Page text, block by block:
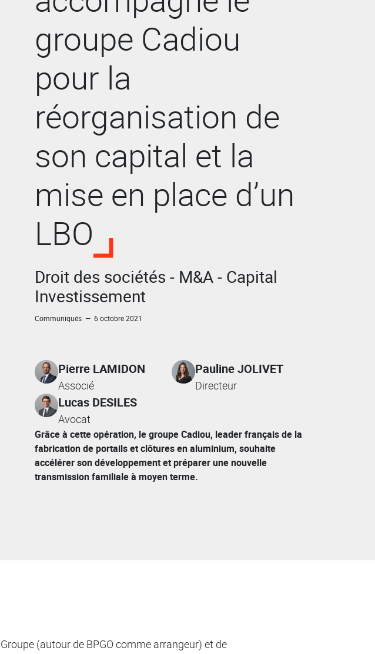
groupe Cadiou
pour la
réorganisation de
son capital et la
mise en place d’un
LBO
Droit des sociétés - M&A - Capital
Investissement
Communiqués — 6 octobre 2021
Pierre LAMIDON
Associé
Pauline JOLIVET
Directeur
Lucas DESILES
Avocat
Grâce à cette opération, le groupe Cadiou, leader français de la
fabrication de portails et clôtures en aluminium, souhaite
accélérer son développement et préparer une nouvelle
transmission familiale à moyen terme.
(autour de BPGO comme arrangeur) et de